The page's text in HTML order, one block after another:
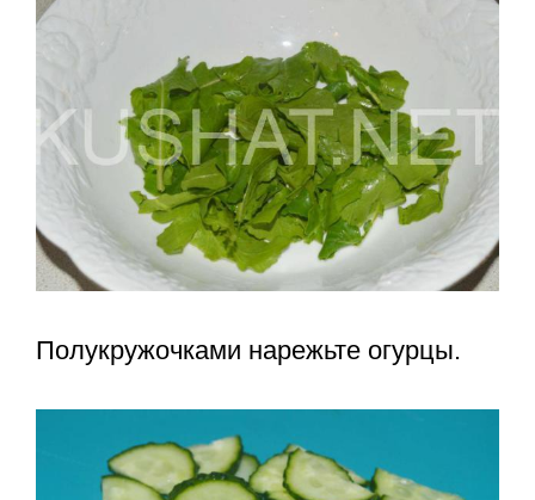
Полукружочками нарежьте огурцы.